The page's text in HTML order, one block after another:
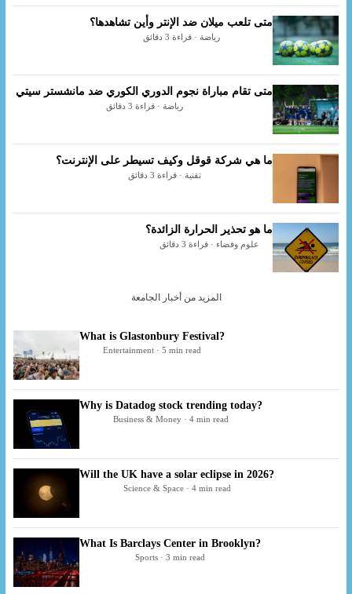
متى تلعب ميلان ضد الإنتر وأين تشاهدها؟
رياضة · قراءة 3 دقائق
متى تقام مباراة نجوم الدوري الكوري ضد مانشستر سيتي
رياضة · قراءة 3 دقائق
ما هي شركة قوقل وكيف تسيطر على الإنترنت؟
تقنية · قراءة 3 دقائق
ما هو تحذير الحرارة الزائدة؟
علوم وفضاء · قراءة 3 دقائق
المزيد من أخبار الجامعة
What is Glastonbury Festival?
Entertainment · 5 min read
Why is Datadog stock trending today?
Business & Money · 4 min read
Will the UK have a solar eclipse in 2026?
Science & Space · 4 min read
What Is Barclays Center in Brooklyn?
Sports · 3 min read